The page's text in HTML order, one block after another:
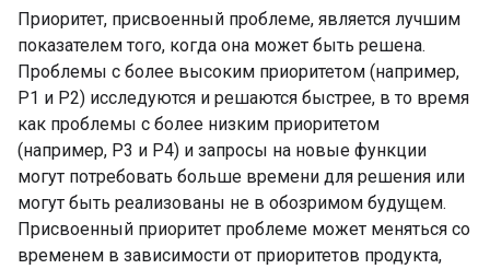
Приоритет, присвоенный проблеме, является лучшим
показателем того, когда она может быть решена.
Проблемы с более высоким приоритетом (например,
P1 и P2) исследуются и решаются быстрее, в то время
как проблемы с более низким приоритетом
(например, P3 и P4) и запросы на новые функции
могут потребовать больше времени для решения или
могут быть реализованы не в обозримом будущем.
Присвоенный приоритет проблеме может меняться со
временем в зависимости от приоритетов продукта,